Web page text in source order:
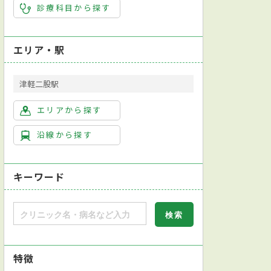
診療科目から探す
エリア・駅
津軽二股駅
エリアから探す
沿線から探す
キーワード
特徴